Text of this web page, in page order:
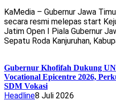
KaMedia – Gubernur Jawa
secara resmi melepas start
Jatim Open I Piala Gubernur
Sepatu Roda Kanjuruhan,
Gubernur Khofifah Dukung
Vocational Epicentre 2026,
SDM Vokasi
Headline8 Juli 2026